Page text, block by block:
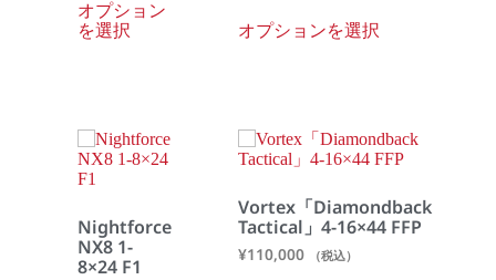
オプション
を選択
オプションを選択
Nightforce
NX8 1-
8×24 F1
Vortex「Diamondback
Tactical」4-16×44 FFP
¥110,000 （税込）